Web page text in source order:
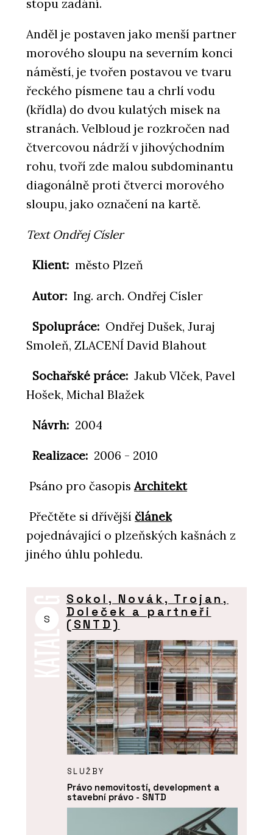
stopu zadání.
Anděl je postaven jako menší partner
morového sloupu na severním konci
náměstí, je tvořen postavou ve tvaru
řeckého písmene tau a chrlí vodu
(křídla) do dvou kulatých misek na
stranách. Velbloud je rozkročen nad
čtvercovou nádrží v jihovýchodním
rohu, tvoří zde malou subdominantu
diagonálně proti čtverci morového
sloupu, jako označení na kartě.
Text Ondřej Císler
Klient: město Plzeň
Autor: Ing. arch. Ondřej Císler
Spolupráce: Ondřej Dušek, Juraj
Smoleň, ZLACENÍ David Blahout
Sochařské práce: Jakub Vlček, Pavel
Hošek, Michal Blažek
Návrh: 2004
Realizace: 2006 - 2010
Psáno pro časopisArchitekt
Přečtěte si dřívější článek
pojednávající o plzeňských kašnách z
jiného úhlu pohledu.
S
Sokol, Novák, Trojan,
Doleček a partneři
(SNTD)
SLUŽBY
Právo nemovitostí, development a
stavební právo - SNTD